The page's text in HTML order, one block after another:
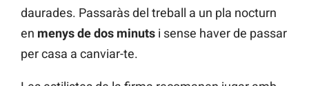
daurades. Passaràs del treball a un pla nocturn
en menys de dos minuts i sense haver de passar
per casa a canviar-te.